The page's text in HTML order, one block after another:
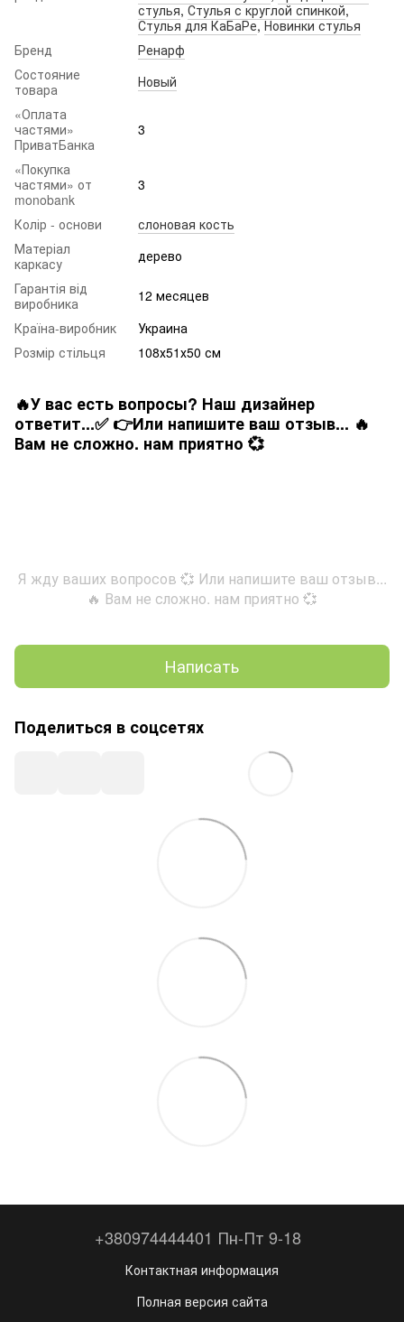
стулья,Стулья с круглой спинкой,
Стулья для КаБаРе,Новинки стулья
Бренд
Ренарф
Состояние
товара
Новый
«Оплата
частями»
ПриватБанка
3
«Покупка
частями» от
monobank
3
Колір - основи
слоновая кость
Матеріал
каркасу
дерево
Гарантія від
виробника
12 месяцев
Країна-виробник
Украина
Розмір стільця
108х51х50 см
🔥У вас есть вопросы? Наш дизайнер
ответит...✅ 👉Или напишите ваш отзыв... 🔥
Вам не сложно. нам приятно 💞
Я жду ваших вопросов 💞 Или напишите ваш отзыв...
🔥 Вам не сложно. нам приятно 💞
Написать
Поделиться в соцсетях
+380974444401 Пн-Пт 9-18
Контактная информация
Полная версия сайта